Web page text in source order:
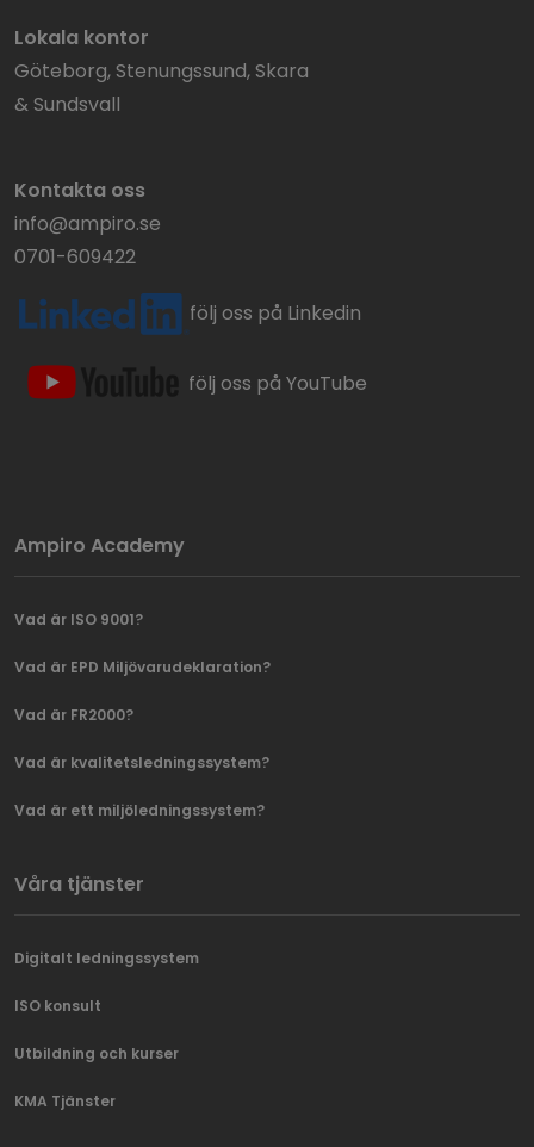
Lokala kontor
Göteborg, Stenungssund, Skara
& Sundsvall
Kontakta oss
info@ampiro.se
0701-609422
följ oss på Linkedin
följ oss på YouTube
Ampiro Academy
Vad är ISO 9001?
Vad är EPD Miljövarudeklaration?
Vad är FR2000?
Vad är kvalitetsledningssystem?
Vad är ett miljöledningssystem?
Våra tjänster
Digitalt ledningssystem
ISO konsult
Utbildning och kurser
KMA Tjänster